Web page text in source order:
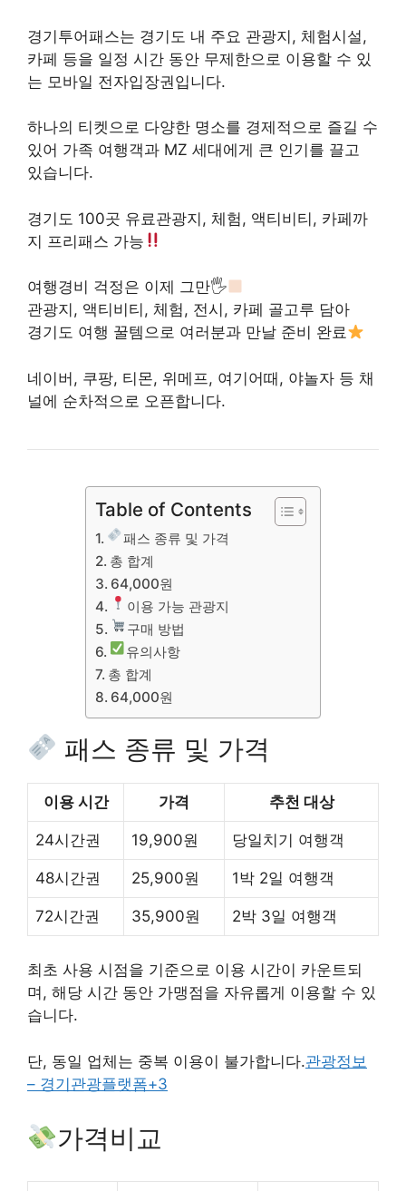
경기투어패스는 경기도 내 주요 관광지, 체험시설,
카페 등을 일정 시간 동안 무제한으로 이용할 수 있
는 모바일 전자입장권입니다.
하나의 티켓으로 다양한 명소를 경제적으로 즐길 수
있어 가족 여행객과 MZ 세대에게 큰 인기를 끌고
있습니다.
경기도 100곳 유료관광지, 체험, 액티비티, 카페까
지 프리패스 가능
여행경비 걱정은 이제 그만🖐
관광지, 액티비티, 체험, 전시, 카페 골고루 담아
경기도 여행 꿀템으로 여러분과 만날 준비 완료
네이버, 쿠팡, 티몬, 위메프, 여기어때, 야놀자 등 채
널에 순차적으로 오픈합니다.
Table of Contents
패스 종류 및 가격
총 합계
64,000원
이용 가능 관광지
구매 방법
유의사항
총 합계
64,000원
패스 종류 및 가격
이용 시간 가격 추천 대상
24시간권 19,900원 당일치기 여행객
48시간권 25,900원 1박 2일 여행객
72시간권 35,900원 2박 3일 여행객
최초 사용 시점을 기준으로 이용 시간이 카운트되
며, 해당 시간 동안 가맹점을 자유롭게 이용할 수 있
습니다.
단, 동일 업체는 중복 이용이 불가합니다.관광정보
– 경기관광플랫폼+3
가격비교